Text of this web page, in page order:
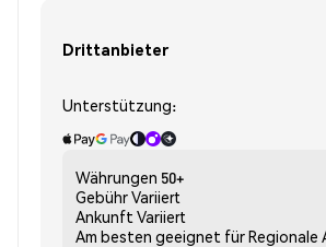
Drittanbieter
Unterstützung:
Währungen 50+
GebührVariiert
Ankunft Variiert
Am besten geeignet fürRegionale